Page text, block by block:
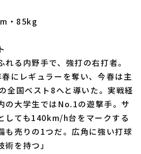
・85kg
れる内野手で、強打の右打者。
にレギュラーを奪い、今春は主
全国ベスト8へと導いた。実戦経
の大学生ではNo.1の遊撃手。サ
しても140km/h台をマークする
も売りの1つだ。広角に強い打球
を持つ」